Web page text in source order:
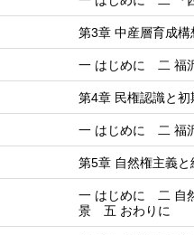
第3章 中産層育成構
一 はじめに 二 福
第4章 民権認識と
一 はじめに 二 福
第5章 自然権主義
一 はじめに 二 自
景 五 おわりに